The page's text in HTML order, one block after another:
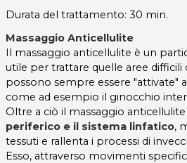
Durata del trattamento: 30 min.
Massaggio Anticellulite
Il massaggio anticellulite è un
utile per trattare quelle aree
possono sempre essere "attivate"
come ad esempio il ginocchio
Oltre a ciò il massaggio anticellulite
periferico e il sistema linfatico,
tessuti e rallenta i processi di
Esso, attraverso movimenti